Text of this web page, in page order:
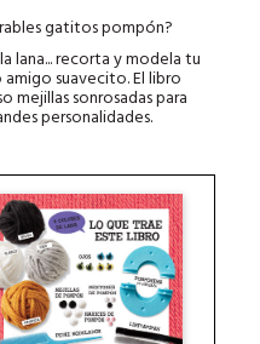
gatitos pompón?
lana... recorta y modela tu
suavecito. El libro
mejillas sonrosadas para
personalidades.